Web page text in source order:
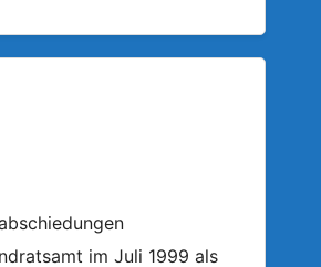
im Juli 1999 als